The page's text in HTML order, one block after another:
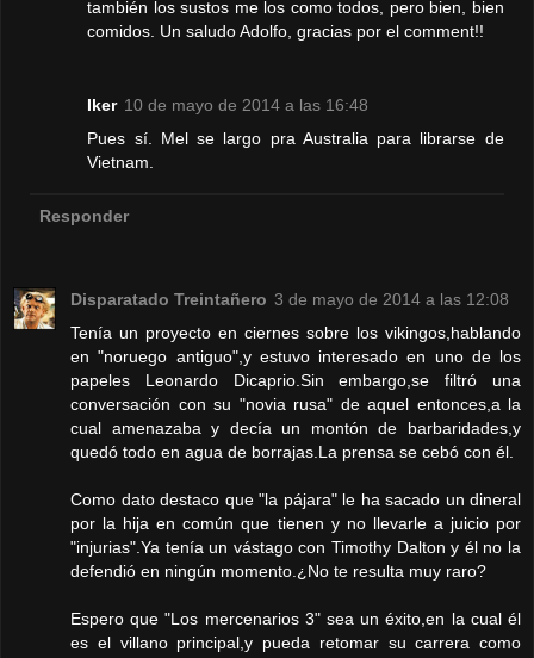
también los sustos me los como todos, pero bien, bien
comidos. Un saludo Adolfo, gracias por el comment!!
Iker 10 de mayo de 2014 a las 16:48
Pues sí. Mel se largo pra Australia para librarse de
Vietnam.
Responder
Disparatado Treintañero 3 de mayo de 2014 a las 12:08
Tenía un proyecto en ciernes sobre los vikingos,hablando
en "noruego antiguo",y estuvo interesado en uno de los
papeles Leonardo Dicaprio.Sin embargo,se filtró una
conversación con su "novia rusa" de aquel entonces,a la
cual amenazaba y decía un montón de barbaridades,y
quedó todo en agua de borrajas.La prensa se cebó con él.
Como dato destaco que "la pájara" le ha sacado un dineral
por la hija en común que tienen y no llevarle a juicio por
"injurias".Ya tenía un vástago con Timothy Dalton y él no la
defendió en ningún momento.¿No te resulta muy raro?
Espero que "Los mercenarios 3" sea un éxito,en la cual él
es el villano principal,y pueda retomar su carrera como